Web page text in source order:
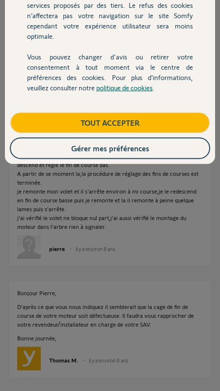
Autres produits
Devis avec un pro
Contact
Bonjour Pierre,
Lorsque les deux boutons jaunes et blancs de fins de course sont
enfoncés, la fin de course, l’arrêt à mi-hauteur est-il toujours présent ?
Si oui, c'est que soit le moteur est défectueux, soit qu'il y a un blocage
Bonne journée,
Thomas M. il y a environ 8 ans
Lorsque les fins de courses sont enfoncés le volet marche très bien il n'y
je commence la procédure en réglant le fin de course haut,puis je
descend et règle le fin de course bas.
A partir de se moment la,la procédure de réglage des fins de courses est
terminée.
je remonte mon volet et il s'arrête environ à mi course,je le redescend
en fin de course basse puis je remonte et la il remonte à peine quelque
lames puis s'arrête.
j'ai vérifié le volet ne bloque nul part,j'ai aussi vérifié le montage du
moteur dans l'arbre rien à signaler.
pierre il y a environ 8 ans
Bonjour Pierre,
D'après ce que vous nous indiquez il semblerait que la cage de fin de
course de votre moteur soit défectueuse. Il faudra vous rapprocher de
votre revendeur/installateur en charge de votre SAV.
Bonne journée,
Thomas M. il y a environ 8 ans
services proposés par des tiers. Le refus des cookies
n’affectera pas votre navigation sur le site Somfy
cependant votre expérience utilisateur sera moins
optimale.
Vous pouvez changer d'avis ou retirer votre
consentement à tout moment via le centre de
préférences des cookies. Pour plus d’informations,
veuillez consulter notre politique de cookies
TOUT ACCEPTER
Gérer mes préférences